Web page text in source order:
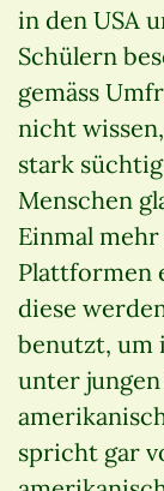
in den USA
Schülern
gemäss
nicht
stark
Menschen
Einmal
Plattformen
diese
benutzt, um
unter
spricht gar